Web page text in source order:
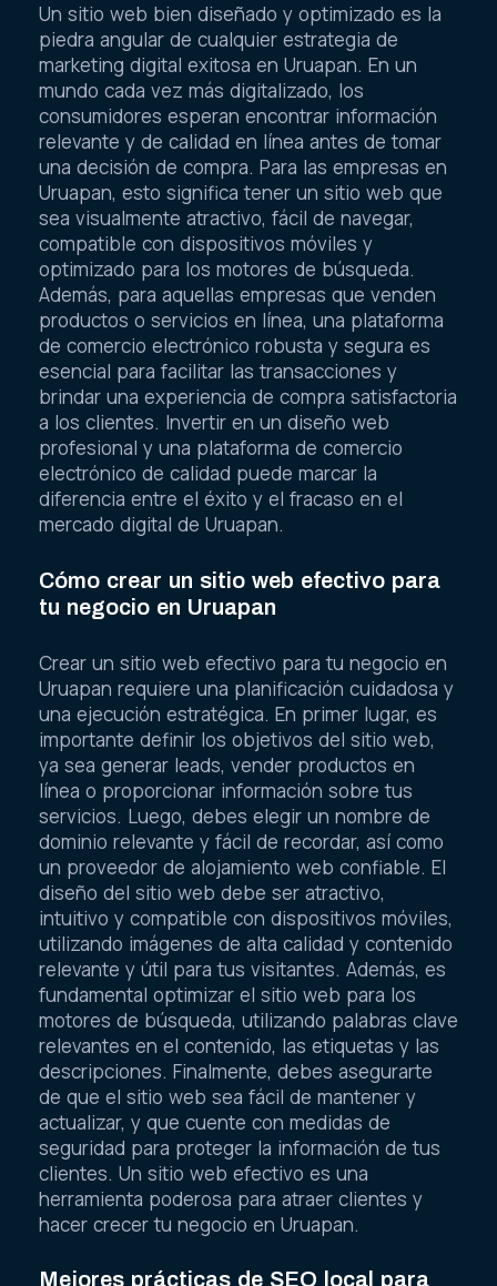
Un sitio web bien diseñado y optimizado es la
piedra angular de cualquier estrategia de
marketing digital exitosa en Uruapan. En un
mundo cada vez más digitalizado, los
consumidores esperan encontrar información
relevante y de calidad en línea antes de tomar
una decisión de compra. Para las empresas en
Uruapan, esto significa tener un sitio web que
sea visualmente atractivo, fácil de navegar,
compatible con dispositivos móviles y
optimizado para los motores de búsqueda.
Además, para aquellas empresas que venden
productos o servicios en línea, una plataforma
de comercio electrónico robusta y segura es
esencial para facilitar las transacciones y
brindar una experiencia de compra satisfactoria
a los clientes. Invertir en un diseño web
profesional y una plataforma de comercio
electrónico de calidad puede marcar la
diferencia entre el éxito y el fracaso en el
mercado digital de Uruapan.
Cómo crear un sitio web efectivo para
tu negocio en Uruapan
Crear un sitio web efectivo para tu negocio en
Uruapan requiere una planificación cuidadosa y
una ejecución estratégica. En primer lugar, es
importante definir los objetivos del sitio web,
ya sea generar leads, vender productos en
línea o proporcionar información sobre tus
servicios. Luego, debes elegir un nombre de
dominio relevante y fácil de recordar, así como
un proveedor de alojamiento web confiable. El
diseño del sitio web debe ser atractivo,
intuitivo y compatible con dispositivos móviles,
utilizando imágenes de alta calidad y contenido
relevante y útil para tus visitantes. Además, es
fundamental optimizar el sitio web para los
motores de búsqueda, utilizando palabras clave
relevantes en el contenido, las etiquetas y las
descripciones. Finalmente, debes asegurarte
de que el sitio web sea fácil de mantener y
actualizar, y que cuente con medidas de
seguridad para proteger la información de tus
clientes. Un sitio web efectivo es una
herramienta poderosa para atraer clientes y
hacer crecer tu negocio en Uruapan.
Mejores prácticas de SEO local para